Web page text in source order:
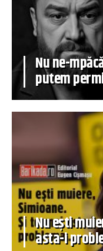
Nu ne-
putem
Nu ești
asta-i